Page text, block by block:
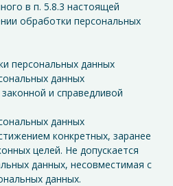
в п. 5.8.3 настоящей
обработки персональных
персональных данных
данных
и справедливой
данных
конкретных, заранее
целей. Не допускается
данных, несовместимая с
данных.